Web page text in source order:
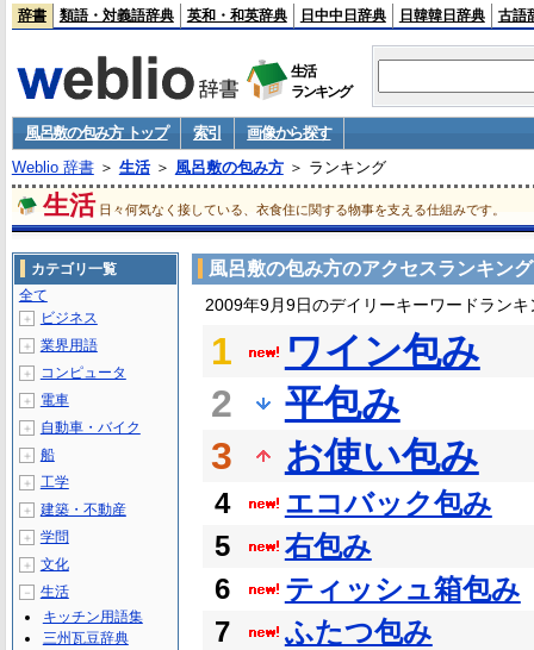
辞書 類語・対義語辞典 英和・和英辞典 日中中日辞典 日韓韓日辞典 古語
生活
ランキング
風呂敷の包み方 トップ 索引
画像から探す
Weblio 辞書＞ 生活＞ 風呂敷の包み方＞ ランキング
生活 日々何気なく接している、衣食住に関する物事を支える仕組みです。
風呂敷の包み方のアクセスランキング
2009年9月9日のデイリーキーワードランキ
1
ワイン包み
2
平包み
3
お使い包み
4
エコバック包み
5
右包み
6
ティッシュ箱包み
7
ふたつ包み
カテゴリ一覧
全て
＋ ビジネス
＋ 業界用語
＋ コンピュータ
＋ 電車
＋ 自動車・バイク
＋ 船
＋ 工学
＋ 建築・不動産
＋ 学問
＋ 文化
－
生活
キッチン用語集
三州瓦豆辞典